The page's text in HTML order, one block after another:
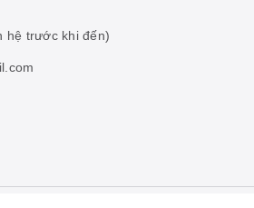
hệ trước khi đến)